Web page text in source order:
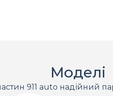
Моделі
911 auto надійний